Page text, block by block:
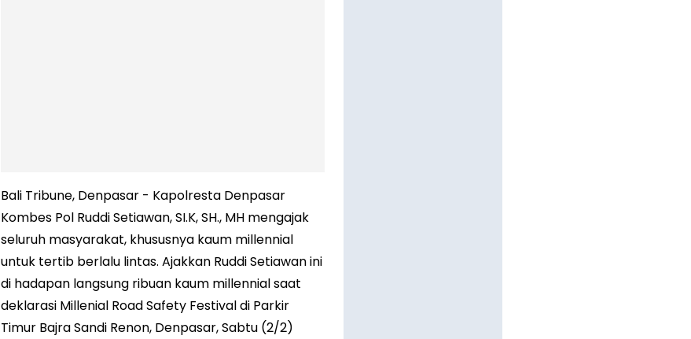
Bali Tribune, Denpasar - Kapolresta Denpasar
Kombes Pol Ruddi Setiawan, SI.K, SH., MH mengajak
seluruh masyarakat, khususnya kaum millennial
untuk tertib berlalu lintas. Ajakkan Ruddi Setiawan ini
di hadapan langsung ribuan kaum millennial saat
deklarasi Millenial Road Safety Festival di Parkir
Timur Bajra Sandi Renon, Denpasar, Sabtu (2/2)